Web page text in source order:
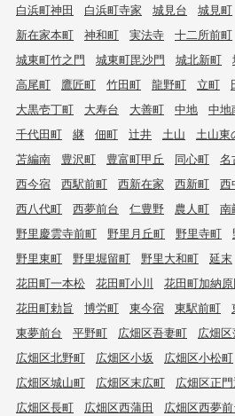
白浜町神田
白浜町寺家 城見台 城見町
新在家本町
神和町 実法寺 十二所前町
城東町竹之門
城東町毘沙門 城北新町
高尾町
鷹匠町 竹田町 龍野町 立町
大黒壱丁町
大寿台 大善町 中地 中地
千代田町
継 佃町 辻井 土山 土山東
苫編南
豊沢町 豊富町甲丘 同心町 名
西今宿
西駅前町 西新在家 西新町 西
西八代町
西夢前台 仁豊野 農人町 南
野里慶雲寺前町
野里月丘町 野里寺町
野里東町
野里堀留町 野里大和町 延末
花田町一本松
花田町小川 花田町加納原
花田町勅旨
博労町 東今宿 東駅前町
東夢前台
平野町 広畑区吾妻町 広畑区
広畑区北野町
広畑区小坂 広畑区小松町
広畑区城山町
広畑区末広町 広畑区正
広畑区長町
広畑区西蒲田 広畑区西夢